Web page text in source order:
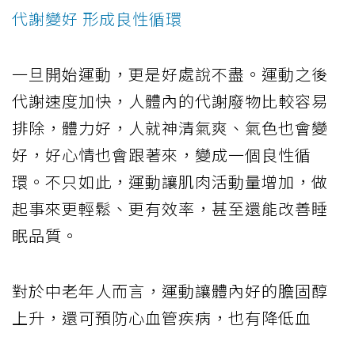
代謝變好 形成良性循環
一旦開始運動，更是好處說不盡。運動之後
代謝速度加快，人體內的代謝廢物比較容易
排除，體力好，人就神清氣爽、氣色也會變
好，好心情也會跟著來，變成一個良性循
環。不只如此，運動讓肌肉活動量增加，做
起事來更輕鬆、更有效率，甚至還能改善睡
眠品質。
對於中老年人而言，運動讓體內好的膽固醇
上升，還可預防心血管疾病，也有降低血